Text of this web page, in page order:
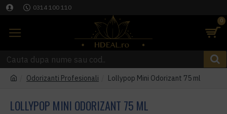
0314 100 110
0
Odorizanti Profesionali Lollypop Mini Odorizant 75 ml
LOLLYPOP MINI ODORIZANT 75 ML